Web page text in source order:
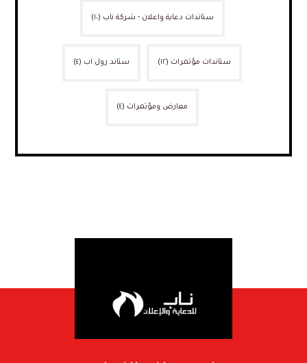
ستاندات دعاية واعلان - شركة ناب (١٠)
ستاندات مؤتمرات (١٢) ستاند رول اب (٤)
معارض ومؤتمرات (٤)